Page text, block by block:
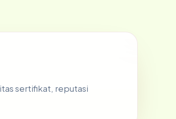
sertifikat, reputasi